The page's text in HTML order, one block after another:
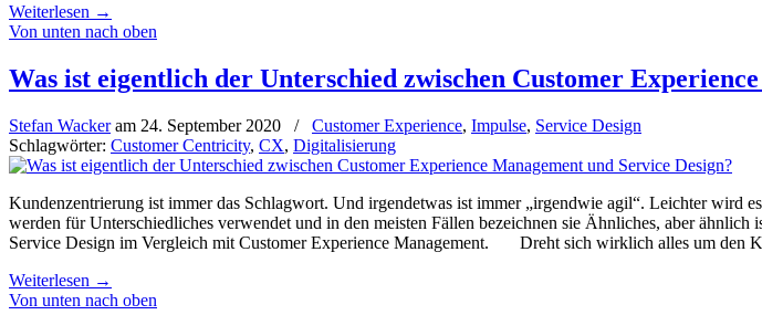
Weiterlesen →
Von unten nach oben
Was ist eigentlich der Unterschied zwischen Customer
Stefan Wackeram 24. September 2020 / Customer Experience, Impulse, Service Design
Schlagwörter: Customer Centricity, CX, Digitalisierung
Kundenzentrierung ist immer das Schlagwort. Und irgendetwas ist immer „irgendwie agil“. Leichter wird
werden für Unterschiedliches verwendet und in den meisten Fällen bezeichnen sie Ähnliches, aber
Service Design im Vergleich mit Customer Experience Management. Dreht sich wirklich alles um den
Weiterlesen →
Von unten nach oben